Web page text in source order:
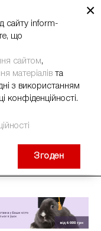
×
сайту inform-
що
сайтом,
матеріалів та
з використанням
конфіденційності.
Згоден